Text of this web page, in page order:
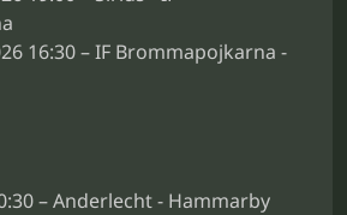
16:30 – IF Brommapojkarna -
– Anderlecht - Hammarby